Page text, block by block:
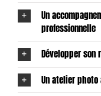
Un
professionnelle
Développer son
Un atelier